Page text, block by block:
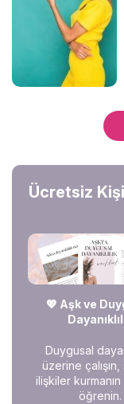
Ücretsiz
💖 Aşk ve
Duygusal
üzerine çalışın,
ilişkiler kurmanın
öğrenin.